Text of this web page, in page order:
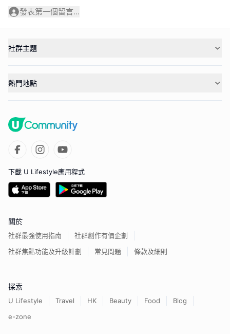
發表第一個留言...
社群主題
熱門地點
下載 U Lifestyle應用程式
關於
社群最強使用指南
社群創作有價企劃
社群焦點功能及升級計劃
常見問題 條款及細則
探索
U Lifestyle Travel HK Beauty Food
Blog
e-zone